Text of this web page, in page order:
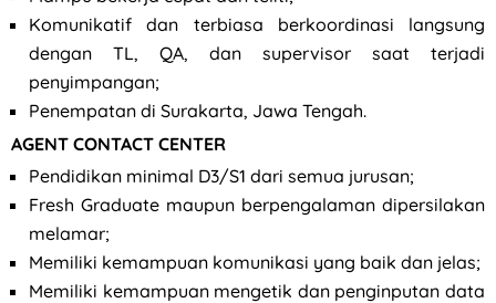
Komunikatif dan terbiasa berkoordinasi langsung
dengan TL, QA, dan supervisor saat terjadi
penyimpangan;
Penempatan di Surakarta, Jawa Tengah.
AGENT CONTACT CENTER
Pendidikan minimal D3/S1 dari semua jurusan;
Fresh Graduate maupun berpengalaman dipersilakan
melamar;
Memiliki kemampuan komunikasi yang baik dan jelas;
Memiliki kemampuan mengetik dan penginputan data